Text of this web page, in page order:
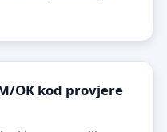
OK kod provjere